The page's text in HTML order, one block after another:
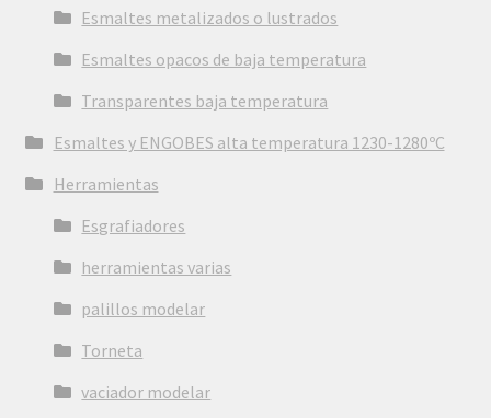
Esmaltes metalizados o lustrados
Esmaltes opacos de baja temperatura
Transparentes baja temperatura
Esmaltes y ENGOBES alta temperatura 1230-1280ºC
Herramientas
Esgrafiadores
herramientas varias
palillos modelar
Torneta
vaciador modelar